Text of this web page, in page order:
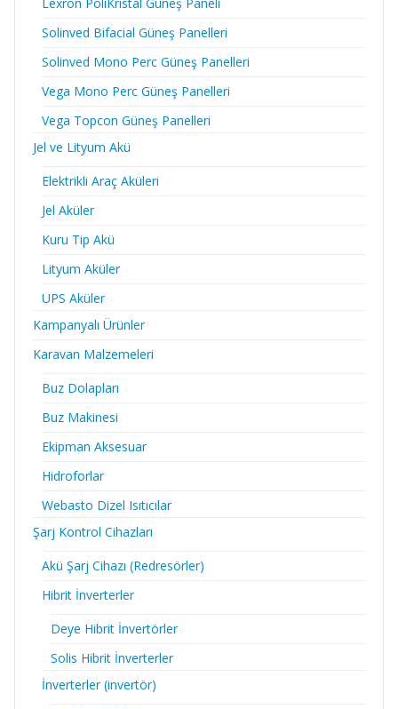
Solinved Bifacial Güneş Panelleri
Solinved Mono Perc Güneş Panelleri
Vega Mono Perc Güneş Panelleri
Vega Topcon Güneş Panelleri
Jel ve Lityum Akü
Elektrikli Araç Aküleri
Jel Aküler
Kuru Tip Akü
Lityum Aküler
UPS Aküler
Kampanyalı Ürünler
Karavan Malzemeleri
Buz Dolapları
Buz Makinesi
Ekipman Aksesuar
Hidroforlar
Webasto Dizel Isıtıcılar
Şarj Kontrol Cihazları
Akü Şarj Cihazı (Redresörler)
Hibrit İnverterler
Deye Hibrit İnvertörler
Solis Hibrit İnverterler
İnverterler (invertör)